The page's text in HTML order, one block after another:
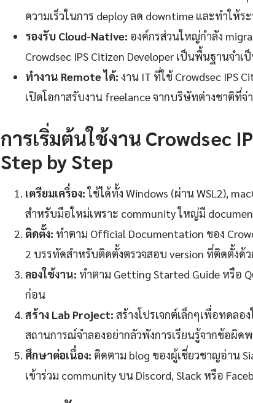
ความเร็วในการ deploy ลด downtime และทำให้ร
รองรับ Cloud-Native: องค์กรส่วนใหญ่กำลัง
Crowdsec IPS Citizen Developer เป็นพื้นฐานจำ
ทำงาน Remote ได้: งาน IT ที่ใช้ Crowdsec IPS
เปิดโอกาสรับงาน freelance จากบริษัทต่างชาติที่
การเริ่มต้นใช้งาน Crowdsec
Step by Step
เตรียมเครื่อง:ใช้ได้ทั้ง Windows (ผ่าน WSL2),
สำหรับมือใหม่เพราะ community ใหญ่มี
ติดตั้ง: ทำตาม Official Documentation ของ
2 บรรทัดสำหรับติดตั้งตรวจสอบ version ที่ติดตั้งด้ว
ลองใช้งาน: ทำตาม Getting Started Guide หรือ
ก่อน
สร้าง Lab Project: สร้างโปรเจกต์เล็กๆเพื่อทดลอ
สถานการณ์จำลองอย่ากลัวพังการเรียนรู้จากข้อผิด
ศึกษาต่อเนื่อง: ติดตาม blog ของผู้เชี่ยวชาญอ่าน
เข้าร่วม community บน Discord, Slack หรือ